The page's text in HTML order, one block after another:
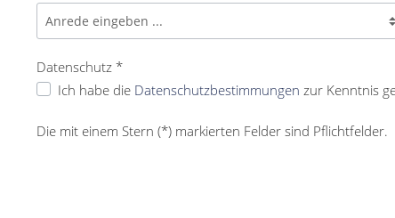
Datenschutz *
Ich habe die Datenschutzbestimmungen zur Kenntnis
Die mit einem Stern (*) markierten Felder sind Pflichtfelder.